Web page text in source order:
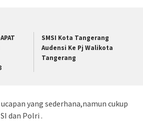
SMSI Kota Tangerang
Audensi Ke Pj Walikota
Tangerang
yang sederhana,namun cukup
dan Polri .